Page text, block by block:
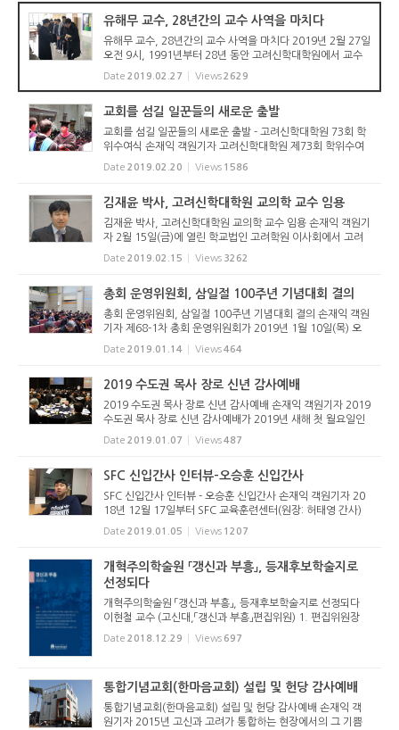
djr.com/8724). 이...
유해무 교수, 28년간의 교수 사역을 마치다
유해무 교수, 28년간의 교수 사역을 마치다 2019년 2월 27일
오전 9시, 1991년부터 28년 동안 고려신학대학원에서 교수
로 봉사했던 유해무 교수가 명예은퇴를 하면서 기념 강연을 하
였다. 강연에는 재학생과 교수 및 직원 그리고 소식을 들은 졸
Date 2019.02.27 Views2629
교회를 섬길 일꾼들의 새로운 출발
교회를 섬길 일꾼들의 새로운 출발 - 고려신학대학원 73회 학
위수여식 손재익 객원기자 고려신학대학원 제73회 학위수여
식이 2019년 2월 19일(화) 오후 2시 고려신학대학원 강당에
서 있었다. 고려신학대원장, 교수, 총회장, 총회신학위원장,
Date 2019.02.20 Views 1586
김재윤 박사, 고려신학대학원 교의학 교수 임용
김재윤 박사, 고려신학대학원 교의학 교수 임용 손재익 객원기
자 2월 15일(금)에 열린 학교법인 고려학원 이사회에서 고려
신학대학원 교의학 교수로 김재윤 박사의 임용을 최종 결정했
다. 김재윤 교수는 서울대학교에서 철학(B.A.)을 전공하고 고
Date 2019.02.15 Views 3262
총회 운영위원회, 삼일절 100주년 기념대회 결의
총회 운영위원회, 삼일절 100주년 기념대회 결의 손재익 객원
기자 제68-1차 총회 운영위원회가 2019년 1월 10일(목) 오
후 2시 성동교회당(대구광역시 신암동)에서 열렸다. 재적 116
명 중 103명이 참석한 총회 운영위원회는 세 가지 안건을 위
Date 2019.01.14 Views464
2019 수도권 목사 장로 신년 감사예배
2019 수도권 목사 장로 신년 감사예배 손재익 객원기자 2019
수도권 목사 장로 신년 감사예배가 2019년 새해 첫 월요일인
1월 7일(월) 오전 7시 30분부터 The K 호텔 서울 컨벤션홀에
서 개최됐다. 수도권장로회협의회(회장 최철수 장로)가 주최
Date 2019.01.07 Views487
SFC 신입간사 인터뷰-오승훈 신입간사
SFC 신입간사 인터뷰 - 오승훈 신입간사 손재익 객원기자 20
18년 12월 17일부터 SFC 교육훈련센터(원장: 허태영 간사)
에서는 SFC 신입간사 훈련이 시작되고 있다. 이에 본지는 신
입간사 중 한 분과 인터뷰를 나눴다. 손재익 기자: 만나뵙게 되
Date 2019.01.05 Views 1207
개혁주의학술원 「갱신과 부흥」, 등재후보학술지로
선정되다
개혁주의학술원 「갱신과 부흥」, 등재후보학술지로 선정되다
이현철 교수 (고신대,「갱신과 부흥」편집위원) 1. 편집위원장
황대우 교수님의 전화 2018년 마지막 주말까지 밀린 글들을
쓰며 컴퓨터와 씨름을 하고 있었던 순간, “부으으응” 휴대...
Date 2018.12.29 Views 697
통합기념교회(한마음교회) 설립 및 헌당 감사예배
통합기념교회(한마음교회) 설립 및 헌당 감사예배 손재익 객
원기자 2015년 고신과 고려가 통합하는 현장에서의 그 기쁨